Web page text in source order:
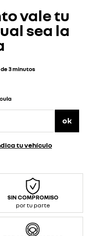
vale tu
sea la
3 minutos
ok
tu vehículo
SIN COMPROMISO
por tu parte